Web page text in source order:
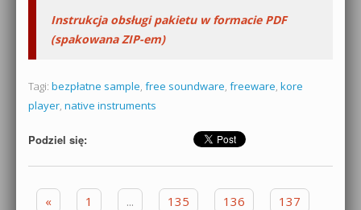
Instrukcja obsługi pakietu w formacie PDF
(spakowana ZIP-em)
Tagi: bezpłatne sample, free soundware, freeware, kore
player, native instruments
Podziel się:
Zobacz wpisy
« 1 ... 135 136 137